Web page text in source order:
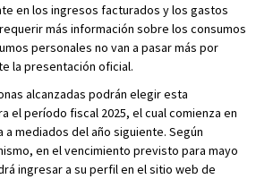
en los ingresos facturados y los gastos
más información sobre los consumos
personales no van a pasar más por
la presentación oficial.
alcanzadas podrán elegir esta
el período fiscal 2025, el cual comienza en
a mediados del año siguiente. Según
en el vencimiento previsto para mayo
ingresar a su perfil en el sitio web de